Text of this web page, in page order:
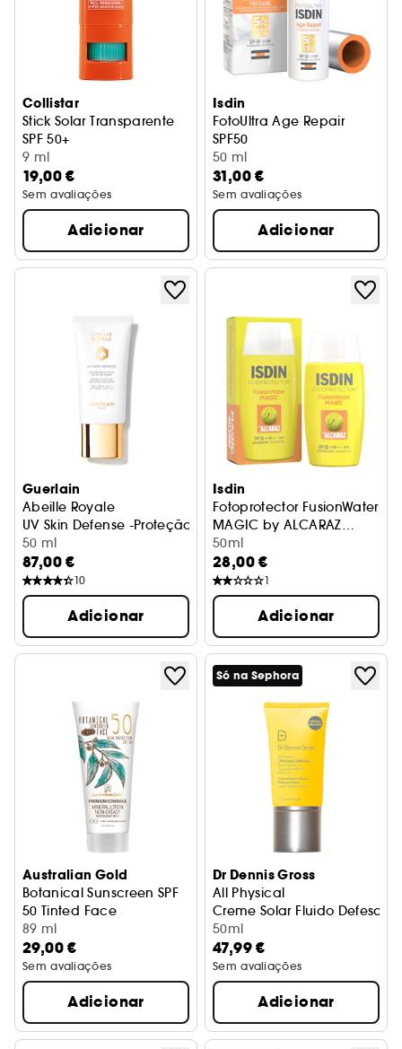
Collistar
Stick Solar Transparente
SPF 50+
9 ml
19,00 €
Sem avaliações
Adicionar
Isdin
FotoUltra Age Repair
SPF50
Protetor solar ação tripla
50 ml
31,00 €
Sem avaliações
Adicionar
Guerlain
Abeille Royale
UV Skin Defense -Proteção da Juventude SPF 50 / PA ++++
50 ml
87,00 €
10
Adicionar
Isdin
Fotoprotector FusionWater
MAGIC by ALCARAZ
SPF50
Protetor solar facial
50ml
28,00 €
1
Adicionar
Australian Gold
Botanical Sunscreen SPF
50 Tinted Face
89 ml
29,00 €
Sem avaliações
Adicionar
Só na Sephora
Dr Dennis Gross
All Physical
Creme Solar Fluido Defesa
50ml
47,99 €
Sem avaliações
Adicionar